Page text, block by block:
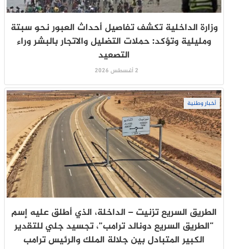
وزارة الداخلية تكشف تفاصيل أحداث العبور نحو سبتة
ومليلية وتؤكد: حملات التضليل والاتجار بالبشر وراء
التصعيد
2 أغسطس 2026
أخبار وطنية
الطريق السريع تزنيت – الداخلة، الذي أطلق عليه إسم
“الطريق السريع دونالد ترامب”، تجسيد جلي للتقدير
الكبير المتبادل بين جلالة الملك والرئيس ترامب